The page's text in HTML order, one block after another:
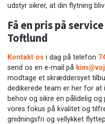
udstyr sikrer, at din flytning
Få en pris på
Toftlund
Kontakt os i dag på telefon
send os en e-mail på
modtage et skræddersyet
dedikerede team er her for at
behov og sikre en pålidelig
vores fokus på kvalitet og
gnidningsfri og vellykket